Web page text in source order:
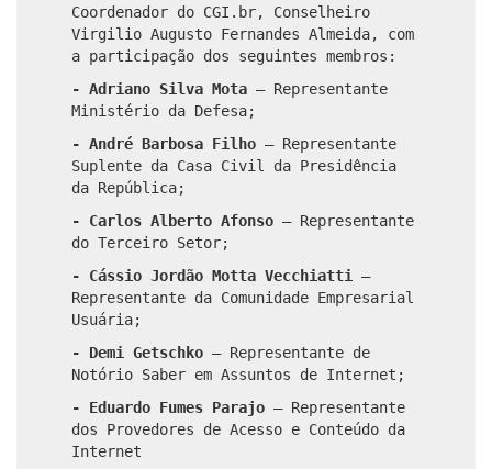
Coordenador do CGI.br, Conselheiro
Virgilio Augusto Fernandes Almeida, com
a participação dos seguintes membros:
- Adriano Silva Mota – Representante
Ministério da Defesa;
- André Barbosa Filho – Representante
Suplente da Casa Civil da Presidência
da República;
- Carlos Alberto Afonso – Representante
do Terceiro Setor;
- Cássio Jordão Motta Vecchiatti
–
Representante da Comunidade Empresarial
Usuária;
- Demi Getschko – Representante de
Notório Saber em Assuntos de Internet;
- Eduardo Fumes Parajo – Representante
dos Provedores de Acesso e Conteúdo da
Internet